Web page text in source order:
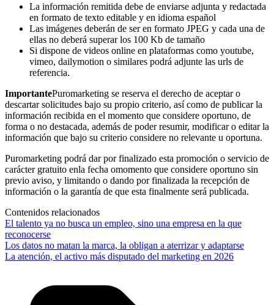
La información remitida debe de enviarse adjunta y redactada
en formato de texto editable y en idioma español
Las imágenes deberán de ser en formato JPEG y cada una de
ellas no deberá superar los 100 Kb de tamaño
Si dispone de videos online en plataformas como youtube,
vimeo, dailymotion o similares podrá adjunte las urls de
referencia.
ImportantePuromarketing se reserva el derecho de aceptar o
descartar solicitudes bajo su propio criterio, así como de publicar la
información recibida en el momento que considere oportuno, de
forma o no destacada, además de poder resumir, modificar o editar la
información que bajo su criterio considere no relevante u oportuna.
Puromarketing podrá dar por finalizado esta promoción o servicio de
carácter gratuito enla fecha omomento que considere oportuno sin
previo aviso, y limitando o dando por finalizada la recepción de
información o la garantía de que esta finalmente será publicada.
Contenidos relacionados
El talento ya no busca un empleo, sino una empresa en la que
reconocerse
Los datos no matan la marca, la obligan a aterrizar y adaptarse
La atención, el activo más disputado del marketing en 2026